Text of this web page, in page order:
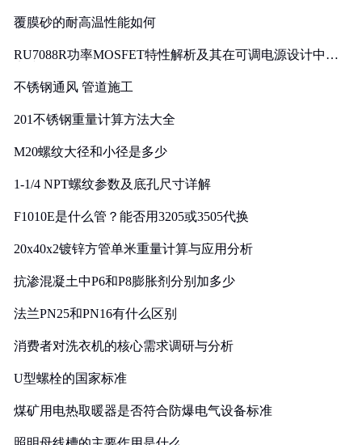
覆膜砂的耐高温性能如何
RU7088R功率MOSFET特性解析及其在可调电源设计中的
不锈钢通风 管道施工
201不锈钢重量计算方法大全
M20螺纹大径和小径是多少
1-1/4 NPT螺纹参数及底孔尺寸详解
F1010E是什么管？能否用3205或3505代换
20x40x2镀锌方管单米重量计算与应用分析
抗渗混凝土中P6和P8膨胀剂分别加多少
法兰PN25和PN16有什么区别
消费者对洗衣机的核心需求调研与分析
U型螺栓的国家标准
煤矿用电热取暖器是否符合防爆电气设备标准